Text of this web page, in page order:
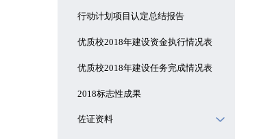
行动计划项目认定总结报告
优质校2018年建设资金执行情况表
优质校2018年建设任务完成情况表
2018标志性成果
佐证资料